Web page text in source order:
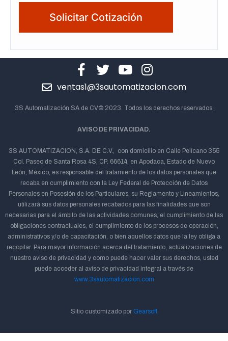
ventas1@3sautomatizacion.com
3S Automatización SA de CV© 2023. Todos los derechos reservados.
AVISO DE PRIVACIDAD.
3S AUTOMATIZACION, S.A. DE C.V., con domicilio en Calle Pelícano 355
Col. Paseo de Santa Rosa 4S, CP. 66614, en Apodaca, Estado de Nuevo
León, México, es responsable del tratamiento de los datos personales que
recaba en cumplimiento con la Ley Federal de Protección de Datos
Personales en Posesión de los Particulares, su Reglamento y Lineamientos,
utilizará sus datos personales recabados para las finalidades que son
necesarias para el ámbito de las actividades comunes, el cumplimiento de las
obligaciones contractuales, el cumplimiento de los procesos de operación,
administrativos y/o de capacitación, o bien aquellos datos que la ley obliga a
recopilar. Para mayor información acerca del tratamiento, actualizaciones de
nuestro aviso de privacidad y como puede hacer valer sus derechos, usted
puede acceder al aviso de privacidad integral a través de
www.3sautomatizacion.com
Sitio customizado por Gearsoft